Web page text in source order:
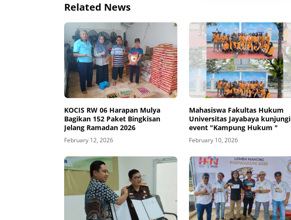
Related News
KOCIS RW 06 Harapan Mulya
Bagikan 152 Paket Bingkisan
Jelang Ramadan 2026
February 12, 2026
Mahasiswa Fakultas Hukum
Universitas Jayabaya kunjungi
event "Kampung Hukum "
February 10, 2026